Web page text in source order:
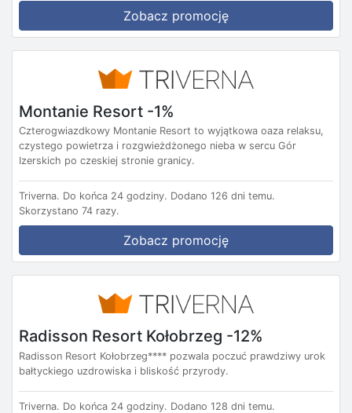
Zobacz promocję
Montanie Resort -1%
Czterogwiazdkowy Montanie Resort to wyjątkowa oaza relaksu,
czystego powietrza i rozgwieżdżonego nieba w sercu Gór
Izerskich po czeskiej stronie granicy.
Triverna. Do końca 24 godziny. Dodano 126 dni temu.
Skorzystano 74 razy.
Zobacz promocję
Radisson Resort Kołobrzeg -12%
Radisson Resort Kołobrzeg**** pozwala poczuć prawdziwy urok
bałtyckiego uzdrowiska i bliskość przyrody.
Triverna. Do końca 24 godziny. Dodano 128 dni temu.